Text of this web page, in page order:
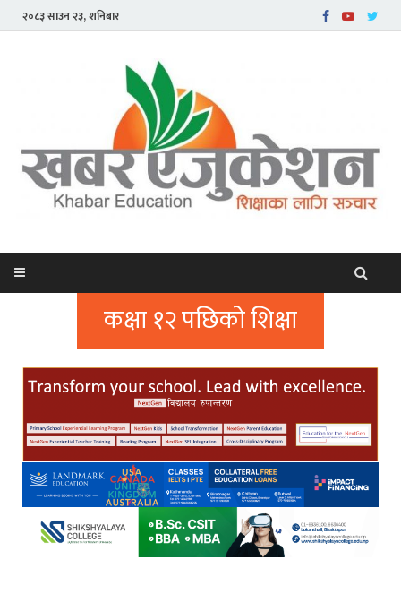
२०८३ साउन २३, शनिबार
कक्षा १२ पछिको शिक्षा